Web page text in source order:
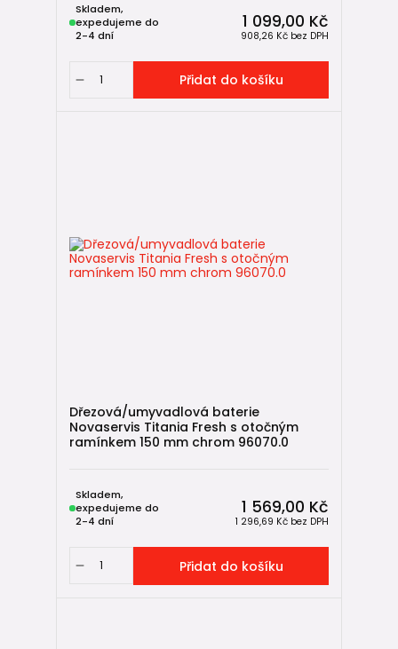
1 099,00 Kč
908,26 Kč bez DPH
Skladem,
expedujeme do
2-4 dní
Přidat do košíku
Dřezová/umyvadlová baterie
Novaservis Titania Fresh s otočným
ramínkem 150 mm chrom 96070.0
1 569,00 Kč
1 296,69 Kč bez DPH
Skladem,
expedujeme do
2-4 dní
Přidat do košíku